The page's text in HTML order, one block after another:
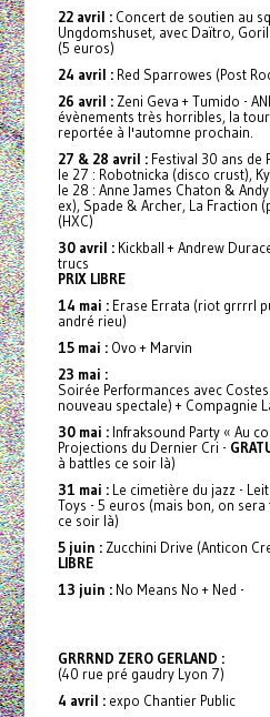
22 avril :Concert de soutien au
Ungdomshuset, avec Daïtro,
(5 euros)
24 avril :Red Sparrowes (Post
26 avril :Zeni Geva + Tumido -
évènements très horribles, la
reportée à l'automne prochain.
27 & 28 avril :Festival 30 ans de
le 27 : Robotnicka (disco crust),
le 28 : Anne James Chaton &
ex), Spade & Archer, La Fraction
(HXC)
30 avril :Kickball + Andrew
trucs
PRIX LIBRE
14 mai :Erase Errata (riot grrrrl
andré rieu)
15 mai :Ovo + Marvin
23 mai :
Soirée Performances avec
nouveau spectale) + Compagnie
30 mai :Infraksound Party « Au
Projections du Dernier Cri -
à battles ce soir là)
31 mai :Le cimetière du jazz -
Toys - 5 euros (mais bon, on
ce soir là)
5 juin :Zucchini Drive (Anticon
LIBRE
13 juin : No Means No + Ned -
GRRRND ZERO GERLAND :
(40 rue pré gaudry Lyon 7)
4 avril :expo Chantier Public